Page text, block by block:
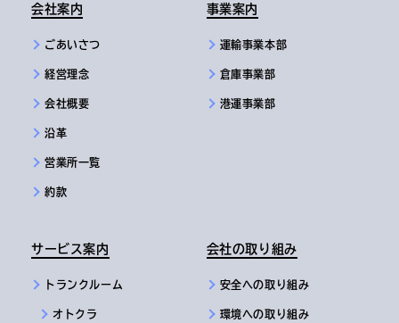
会社案内
ごあいさつ
経営理念
会社概要
沿革
営業所一覧
約款
事業案内
運輸事業本部
倉庫事業部
港運事業部
サービス案内
トランクルーム
オトクラ
会社の取り組み
安全への取り組み
環境への取り組み